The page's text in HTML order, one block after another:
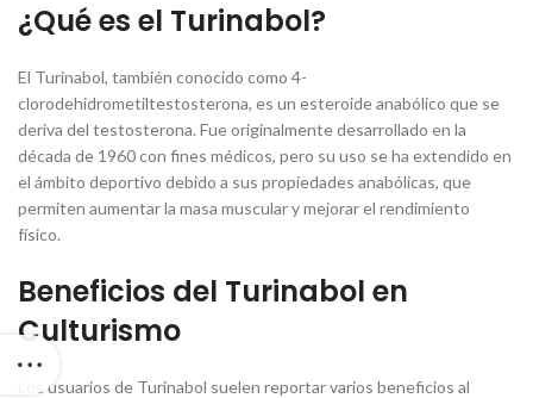
¿Qué es el Turinabol?
El Turinabol, también conocido como 4-
clorodehidrometiltestosterona, es un esteroide anabólico que se
deriva del testosterona. Fue originalmente desarrollado en la
década de 1960 con fines médicos, pero su uso se ha extendido en
el ámbito deportivo debido a sus propiedades anabólicas, que
permiten aumentar la masa muscular y mejorar el rendimiento
físico.
Beneficios del Turinabol en
Culturismo
Los usuarios de Turinabol suelen reportar varios beneficios al